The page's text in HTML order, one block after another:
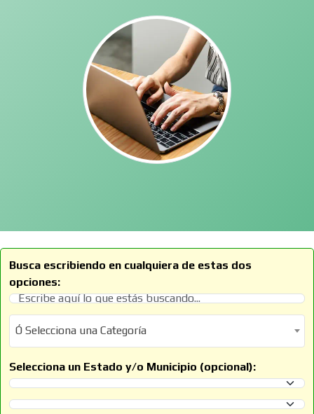
Busca escribiendo en cualquiera de estas dos
opciones:
Ó Selecciona una Categoría
Ó Selecciona una Categoría
Selecciona un Estado y/o Municipio (opcional):
Selecciona un Estado
Selecciona un Municipio